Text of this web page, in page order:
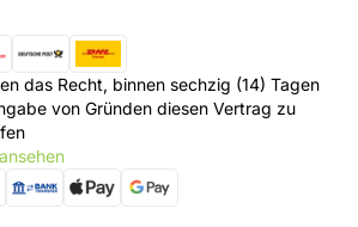
das Recht, binnen sechzig (14) Tagen
von Gründen diesen Vertrag zu